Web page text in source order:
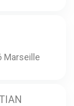
Marseille